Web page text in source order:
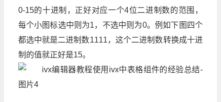
0-15的十进制，正好对应一个4位二进制数的范围，
每个小图标选中则为1，不选中则为0。例如下图四个
都选中就是二进制数1111，这个二进制数转换成十进
制的值就正好是15。